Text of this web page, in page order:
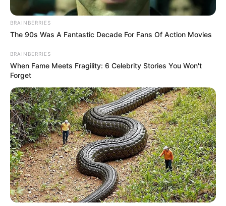
PORTE DE ARMAS EN BOGOTÁ
María Fernanda Cabal insistió en
legalizar el porte de armas: "No
existen efectos negativos"
MARÍA FERNANDA CABAL
María Fernanda Cabal, no
descarta que
precandidatura de Cepeda
"trasnocha" a Daniel
Quintero
BRAINBERRIES
The 90s Was A Fantastic Decade For Fans Of Action Movies
BRAINBERRIES
When Fame Meets Fragility: 6 Celebrity Stories You Won't
Forget